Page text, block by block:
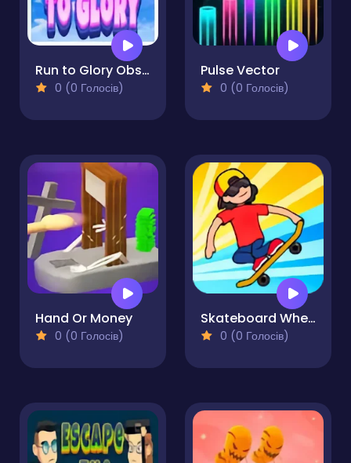
Run to Glory Obstacle Dash Adventure
0 (0 Голосів)
Pulse Vector
0 (0 Голосів)
Hand Or Money
0 (0 Голосів)
Skateboard Wheelie
0 (0 Голосів)